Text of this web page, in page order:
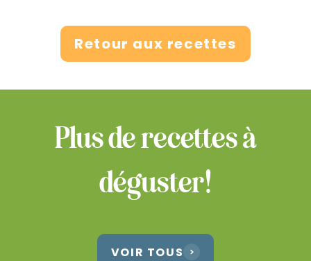
Retour aux recettes
Plus de recettes à
déguster!
VOIR TOUS